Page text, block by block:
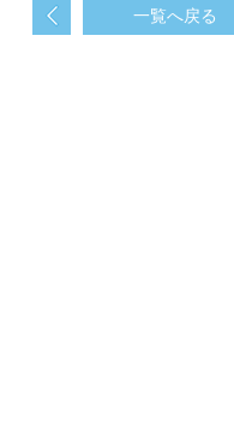
一覧へ戻る